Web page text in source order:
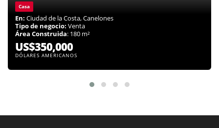
Casa
En: Ciudad de la Costa, Canelones
Tipo de negocio: Venta
Área Construida: 180 m²
US$350,000
DÓLARES AMERICANOS